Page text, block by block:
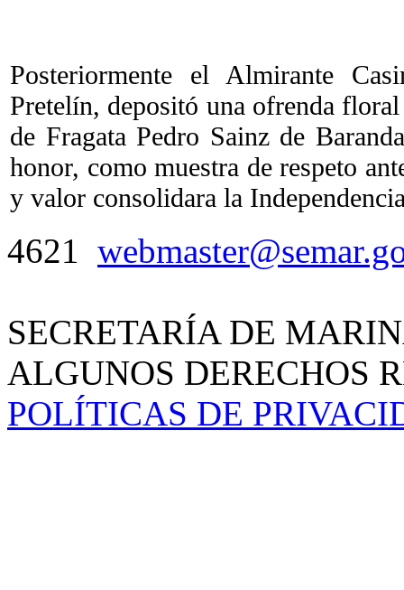
Posteriormente el Almirante
Pretelín, depositó una ofrenda
de Fragata Pedro Sainz de
honor, como muestra de respeto
y valor consolidara la
4621
SECRETARÍA DE
ALGUNOS DERECHOS
POLÍTICAS DE